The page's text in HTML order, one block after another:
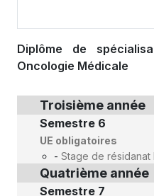
Diplôme de
Oncologie Médicale
Troisième année
Semestre 6
UE obligatoires
- Stage de résidanat
Quatrième année
Semestre 7